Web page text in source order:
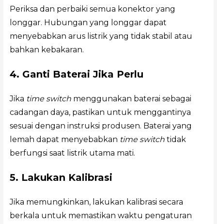
Periksa dan perbaiki semua konektor yang
longgar. Hubungan yang longgar dapat
menyebabkan arus listrik yang tidak stabil atau
bahkan kebakaran.
4. Ganti Baterai Jika Perlu
Jika time switchmenggunakan baterai sebagai
cadangan daya, pastikan untuk menggantinya
sesuai dengan instruksi produsen. Baterai yang
lemah dapat menyebabkan time switchtidak
berfungsi saat listrik utama mati.
5. Lakukan Kalibrasi
Jika memungkinkan, lakukan kalibrasi secara
berkala untuk memastikan waktu pengaturan